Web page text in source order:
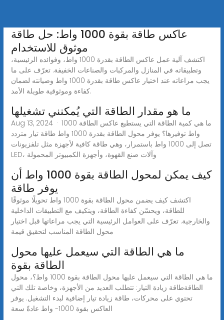
عاكس طاقة بقوة 1000 واط: حل طاقة
موثوق للاستخدام
اكتشف آلية عمل عاكس الطاقة بقدرة 1000 واط، وفوائده الرئيسية،
وتطبيقاته في المنازل والمركبات والصناعات الخفيفة. تعرّف على ما
يجب مراعاته عند اختيار عاكس طاقة بقدرة 1000 واط وصيانته لضمان
كفاءة وموثوقية طويلة الأمد.
ما هو مقدار الطاقة التي يُمكنني تشغيلها
Aug 13, 2024 · ما هي كمية الطاقة التي يستطيع عاكس الطاقة 1000
واط توفيرها؟ يوفر محول الطاقة بقدرة 1000 واط طاقة تيار متردد
تصل إلى 1000 واط باستمرار، وهي طاقة كافية لأجهزة مثل تلفزيونات
LED، وآلات صنع القهوة، وأجهزة الكمبيوتر المحمولة
كيف يمكن لمحول الطاقة بقوة 1000 واط أن
يوفر طاقة
اكتشف كيف يضمن محول الطاقة بقوة 1000 واط تحويلًا موثوقًا
للطاقة، ويحسّن كفاءة الطاقة، ويتكيف مع التطبيقات الداخلية
والخارجية. تعرّف على العوامل الرئيسية التي يجب مراعاتها قبل اختيار
محول الطاقة المناسب لتحقيق قيمة
ما هي الطاقة التي سيعمل عليها محول
الطاقة بقوة
ما هي الطاقة التي سيعمل عليها محول الطاقة بقوة 1000 واط؟، محول
الطاقةطاقة زيادة التيار: تتطلب العديد من الأجهزة، وخاصة تلك التي
تحتوي على محركات، طاقة زيادة تيار إضافية لبدء التشغيل. يوفر
العاكس بقوة 1000- واط عادةً سعة